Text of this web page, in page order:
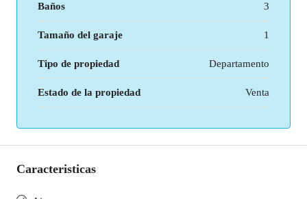
Baños 3
Tamaño del garaje 1
Tipo de propiedad Departamento
Estado de la propiedad Venta
Caracteristicas